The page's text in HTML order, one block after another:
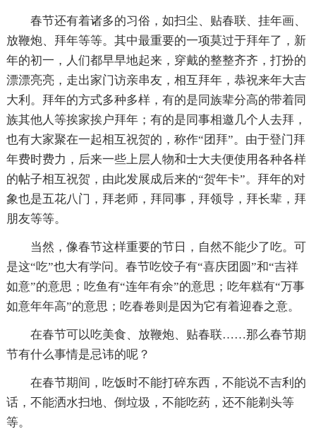
春节还有着诸多的习俗，如扫尘、贴春联、挂年画、
放鞭炮、拜年等等。其中最重要的一项莫过于拜年了，新
年的初一，人们都早早地起来，穿戴的整整齐齐，打扮的
漂漂亮亮，走出家门访亲串友，相互拜年，恭祝来年大吉
大利。拜年的方式多种多样，有的是同族辈分高的带着同
族其他人等挨家挨户拜年；有的是同事相邀几个人去拜，
也有大家聚在一起相互祝贺的，称作“团拜”。由于登门拜
年费时费力，后来一些上层人物和士大夫便使用各种各样
的帖子相互祝贺，由此发展成后来的“贺年卡”。拜年的对
象也是五花八门，拜老师，拜同事，拜领导，拜长辈，拜
朋友等等。
当然，像春节这样重要的节日，自然不能少了吃。可
是这“吃”也大有学问。春节吃饺子有“喜庆团圆”和“吉祥
如意”的意思；吃鱼有“连年有余”的意思；吃年糕有“万事
如意年年高”的意思；吃春卷则是因为它有着迎春之意。
在春节可以吃美食、放鞭炮、贴春联……那么春节期
节有什么事情是忌讳的呢？
在春节期间，吃饭时不能打碎东西，不能说不吉利的
话，不能洒水扫地、倒垃圾，不能吃药，还不能剃头等
等。